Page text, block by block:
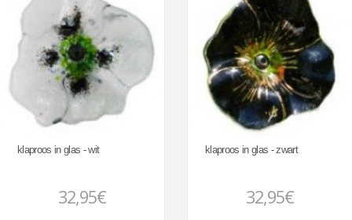
klaproos in glas - wit
32,95€
klaproos in glas - zwart
32,95€